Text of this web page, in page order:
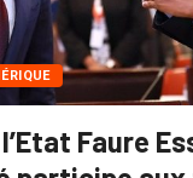
Faure